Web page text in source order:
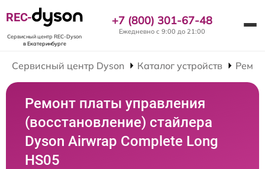
REC-
Сервисный центр REC-Dyson
в Екатеринбурге
+7 (800) 301-67-48
Ежедневно с 9:00 до 21:00
Сервисный центр Dyson Каталог устройств
Ремонт платы управления
(восстановление) стайлера
Dyson Airwrap Complete Long
HS05